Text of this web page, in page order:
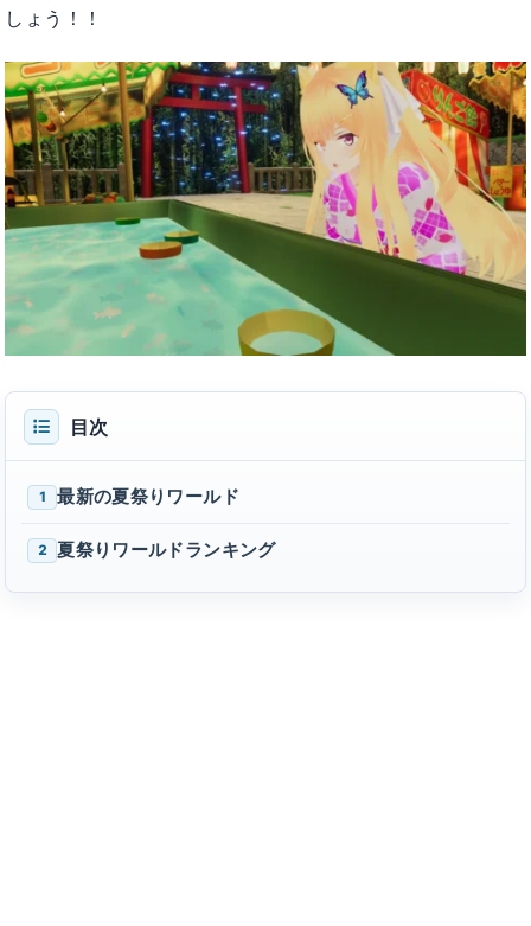
しょう！！
目次
1 最新の夏祭りワールド
2 夏祭りワールドランキング